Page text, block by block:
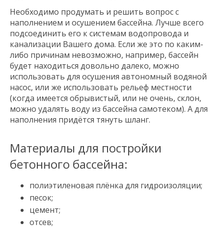
Необходимо продумать и решить вопрос с
наполнением и осушением бассейна. Лучше всего
подсоединить его к системам водопровода и
канализации Вашего дома. Если же это по каким-
либо причинам невозможно, например, бассейн
будет находиться довольно далеко, можно
использовать для осушения автономный водяной
насос, или же использовать рельеф местности
(когда имеется обрывистый, или не очень, склон,
можно удалять воду из бассейна самотеком). А для
наполнения придётся тянуть шланг.
Материалы для постройки
бетонного бассейна:
полиэтиленовая плёнка для гидроизоляции;
песок;
цемент;
отсев;